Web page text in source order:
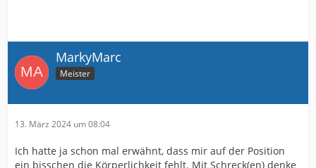
MarkyMarc
Meister
13. März 2024 um 08:04
Ich hatte ja schon mal erwähnt, dass mir auf der Position
ein bisschen die Körperlichkeit fehlt. Mit Schreck(en) denke